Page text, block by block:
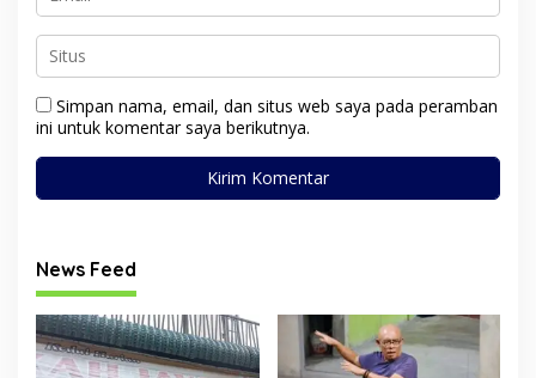
Simpan nama, email, dan situs web saya pada peramban
ini untuk komentar saya berikutnya.
News Feed